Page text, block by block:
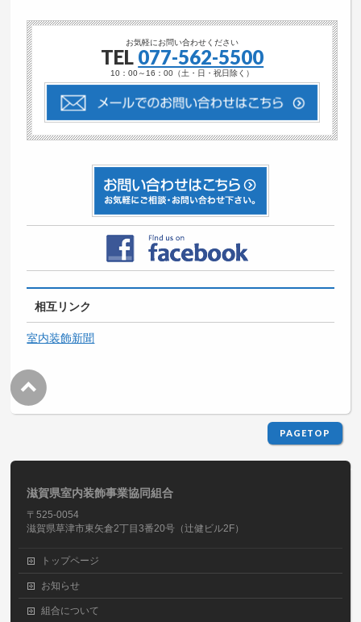
お気軽にお問い合わせください
TEL 077-562-5500
10：00～16：00（土・日・祝日除く）
相互リンク
室内装飾新聞
PAGETOP
滋賀県室内装飾事業協同組合
〒525-0054
滋賀県草津市東矢倉2丁目3番20号（辻健ビル2F）
トップページ
お知らせ
組合について